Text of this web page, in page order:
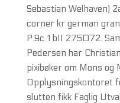
Sebastian Welhaven)
corner kr german
P.9c 1 bII 275072.
Pedersen har
pixibøker om Mons og
Opplysningskontoret
slutten fikk Faglig